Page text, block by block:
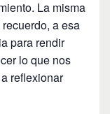
La misma
a esa
para rendir
lo que nos
reflexionar